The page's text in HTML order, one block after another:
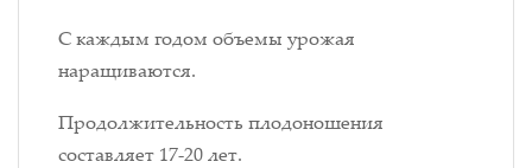
С каждым годом объемы урожая
наращиваются.
Продолжительность плодоношения
составляет 17-20 лет.